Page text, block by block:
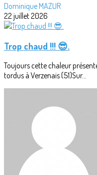
Dominique MAZUR
22 juillet 2026
Trop chaud !!! 😎.
Toujours cette chaleur
tordus à Verzenais (51)Sur...